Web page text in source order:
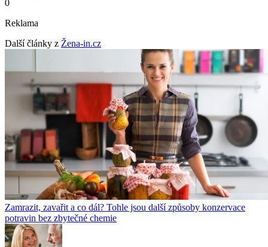
0
Reklama
Další články z Žena-in.cz
Zamrazit, zavařit a co dál? Tohle jsou další způsoby konzervace
potravin bez zbytečné chemie